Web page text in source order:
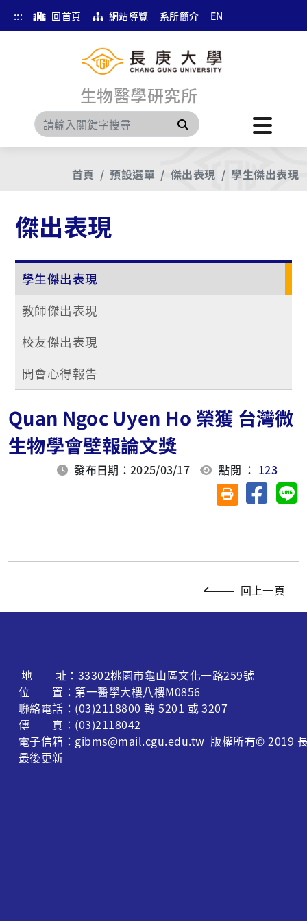
::: 回首頁 網站導覽 系所簡介 EN
生物醫學研究所
搜尋
首頁 預設選單 傑出表現 學生傑出表現
傑出表現
學生傑出表現
教師傑出表現
校友傑出表現
開會心得報告
Quan Ngoc Uyen Ho 榮獲 台灣微
生物學會壁報論文獎
發布日期：2025/03/17 點閱 ： 123
友善列印(另開視
分享至
回上一頁
地 址：33302桃園市龜山區文化一路259號
位 置：第一醫學大樓八樓M0856
聯絡電話：(03)2118800 轉 5201 或 3207
傳 真：(03)2118042
電子信箱：gibms@mail.cgu.edu.tw 版權所有© 2019
最後更新